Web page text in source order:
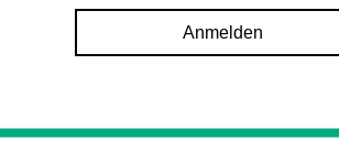
Anmelden